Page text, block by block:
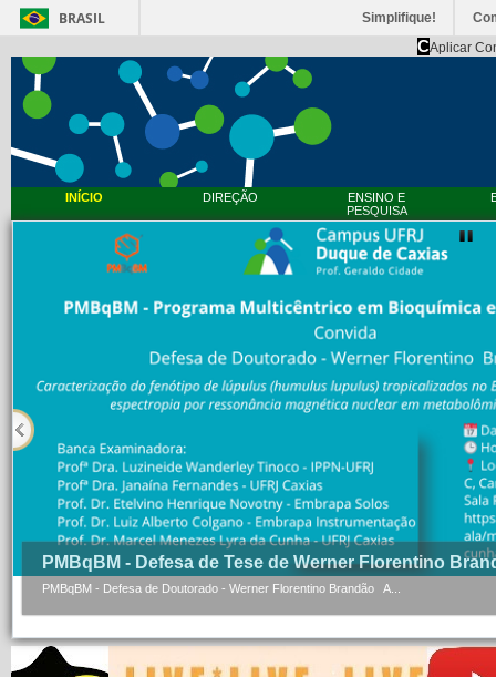
BRASIL Simplifique!
CAplicar
INÍCIO DIREÇÃO
ENSINO E
PESQUISA
PMBqBM - Defesa de Tese de Werner Florentino
PMBqBM - Defesa de Doutorado - Werner Florentino Brandão A...